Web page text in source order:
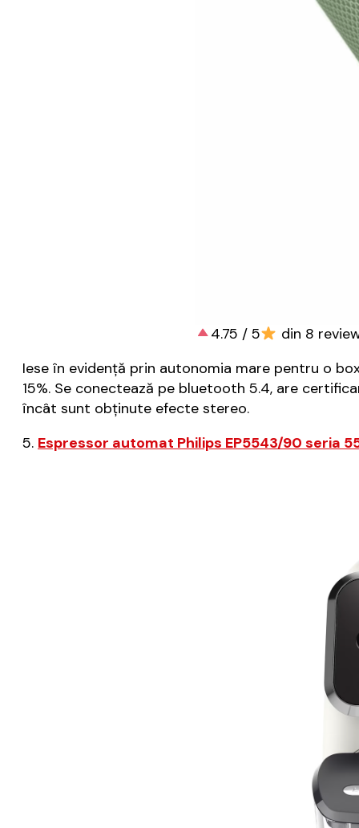
4.75 / 5
din 8
Iese în evidență prin autonomia mare pentru o
15%. Se conectează pe bluetooth 5.4, are
încât sunt obținute efecte stereo.
5. Espressor automat Philips EP5543/90 seria